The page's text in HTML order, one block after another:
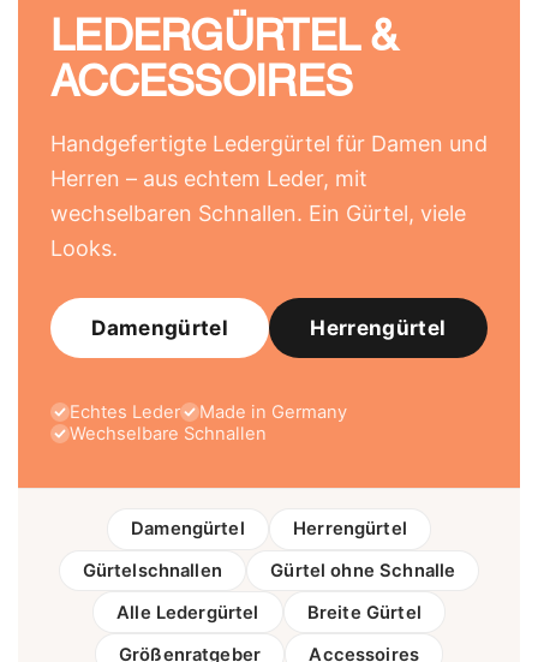
LEDERGÜRTEL &
ACCESSOIRES
Handgefertigte Ledergürtel für Damen und
Herren – aus echtem Leder, mit
wechselbaren Schnallen. Ein Gürtel, viele
Looks.
Damengürtel Herrengürtel
Echtes Leder
Made in Germany
Wechselbare Schnallen
Damengürtel
Herrengürtel
Gürtelschnallen
Gürtel ohne Schnalle
Alle Ledergürtel
Breite Gürtel
Größenratgeber
Accessoires